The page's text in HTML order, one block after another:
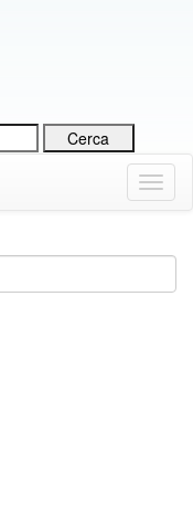
Menu
Down